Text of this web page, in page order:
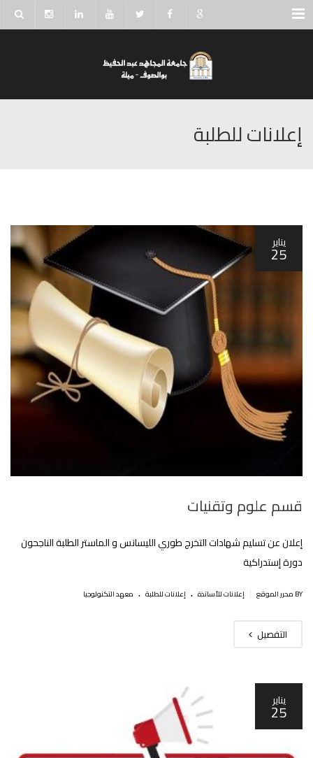
Menu
إعلانات للطلبة
يناير
25
قسم علوم وتقنيات
إعلان عن تسليم شهادات التخرج طوري الليسانس و الماستر الطلبة الناجحون
دورة إستدراكية
BY محرر الموقع إعلانات للأساتذة . إعلانات للطلبة . معهد التكنولوجيا
التفصيل
يناير
25